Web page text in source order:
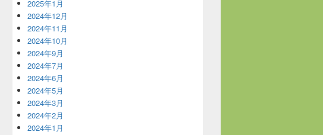
2025年1月
2024年12月
2024年11月
2024年10月
2024年9月
2024年7月
2024年6月
2024年5月
2024年3月
2024年2月
2024年1月